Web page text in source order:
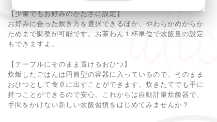
【少量でもお好みのかたさに設定】
お好みに合った炊き方を選択できるほか、やわらかめからか
ためまで調整が可能です。お茶わん１杯単位で炊飯量の設定
もできますよ。
【テーブルにそのまま置けるおひつ】
炊飯したごはんは円筒型の容器に入っているので、そのまま
おひつとして食卓に出すことができます。炊きたてでも手に
持つことができるので安心。これからは自動計量炊飯器で、
手間をかけない新しい炊飯習慣をはじめてみませんか？